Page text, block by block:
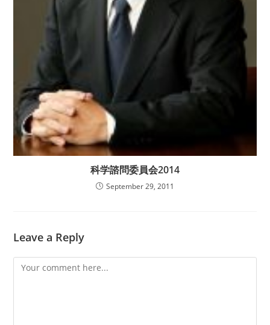
科学諮問委員会2014
September 29, 2011
Leave a Reply
Comment